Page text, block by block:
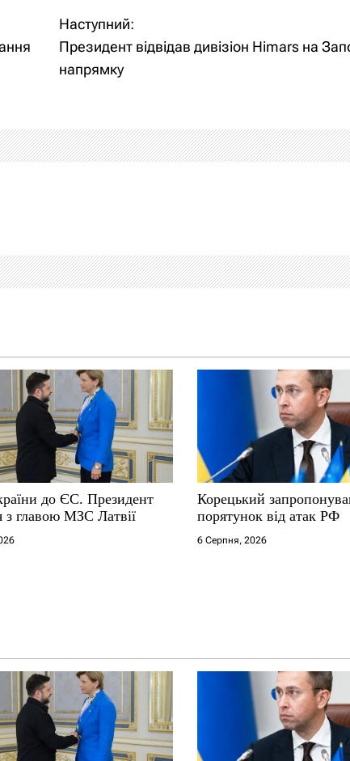
Наступний:
Президент відвідав дивізіон Himars на
напрямку
до ЄС. Президент
з главою МЗС Латвії
Корецький
порятунок від атак РФ
6 Серпня, 2026